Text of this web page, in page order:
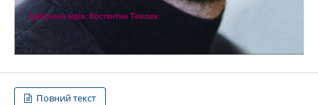
Повний текст